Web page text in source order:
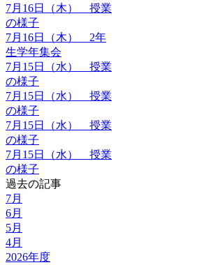
7月16日（木） 授業
の様子
7月16日（木） 2年
生学年集会
7月15日（水） 授業
の様子
7月15日（水） 授業
の様子
7月15日（水） 授業
の様子
7月15日（水） 授業
の様子
過去の記事
7月
6月
5月
4月
2026年度